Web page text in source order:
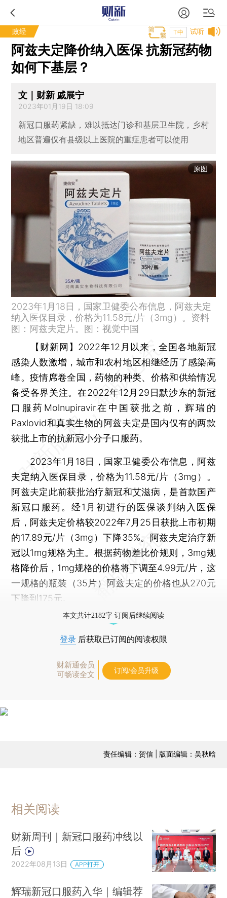
政经 试听
T中
阿兹夫定降价纳入医保 抗新冠药物
如何下基层？
文｜财新 戚展宁
2023年01月19日 18:09
新冠口服药紧缺，难以抵达门诊和基层卫生院，乡村
地区普遍仅有县级以上医院的重症患者可以使用
原图
2023年1月18日，国家卫健委公布信息，阿兹夫定
纳入医保目录，价格为11.58元/片（3mg）。资料
图：阿兹夫定片。图：视觉中国
【财新网】 2022年12月以来，全国各地新冠
感染人数激增，城市和农村地区相继经历了感染高
峰。疫情席卷全国，药物的种类、价格和供给情况
备受各界关注。在2022年12月29日默沙东的新冠
口服药Molnupiravir在中国获批之前，辉瑞的
Paxlovid和真实生物的阿兹夫定是国内仅有的两款
获批上市的抗新冠小分子口服药。
2023年1月18日，国家卫健委公布信息，阿兹
夫定纳入医保目录，价格为11.58元/片（3mg）。
阿兹夫定此前获批治疗新冠和艾滋病，是首款国产
新冠口服药。经1月初进行的医保谈判纳入医保
后，阿兹夫定价格较2022年7月25日获批上市初期
的17.89元/片（3mg）下降35%。阿兹夫定治疗新
冠以1mg规格为主。根据药物差比价规则，3mg规
格降价后，1mg规格的价格将下调至4.99元/片，这
一规格的瓶装（35片）阿兹夫定的价格也从270元
下降到175元。
本文共计2182字 订阅后继续阅读
登录 后获取已订阅的阅读权限
财新通会员
可畅读全文
订阅/会员升级
责任编辑：贺信 | 版面编辑：吴秋晗
相关阅读
财新周刊｜新冠口服药冲线以
后
2022年08月13日 APP打开
辉瑞新冠口服药入华｜编辑荐